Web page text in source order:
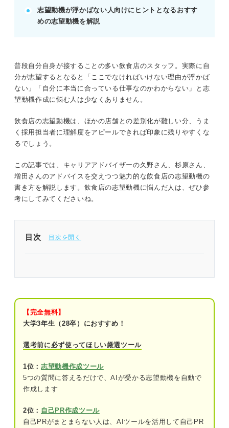
飲食店の志望動機は業務ごとの理解が重要
まず始めにチェック！ 飲食店の志望動機の書
き方
職務
※AIの特性上、間違いが含まれている場合があります。記事本文
と併せてご確認ください。
志望動機が浮かばない人向けにヒントとなるおすす
めの志望動機を解説
普段自分自身が接することの多い飲食店のスタッフ。実際に自
分が志望するとなると「ここでなければいけない理由が浮かば
ない」「自分に本当に合っている仕事なのかわからない」と志
望動機作成に悩む人は少なくありません。
飲食店の志望動機は、ほかの店舗との差別化が難しい分、うま
く採用担当者に理解度をアピールできれば印象に残りやすくな
るでしょう。
この記事では、キャリアアドバイザーの久野さん、杉原さん、
増田さんのアドバイスを交えつつ魅力的な飲食店の志望動機の
書き方を解説します。飲食店の志望動機に悩んだ人は、ぜひ参
考にしてみてくださいね。
目次
入社後の展望を考える
企業は志望動機で何を見ている？
志望度の高さ
【完全無料】
大学3年生（28卒）におすすめ！
選考前に必ず使ってほしい厳選ツール
1位： 志望動機作成ツール
5つの質問に答えるだけで、AIが受かる志望動機を自動で
作成します
2位： 自己PR作成ツール
自己PRがまとまらない人は、AIツールを活用して自己PR